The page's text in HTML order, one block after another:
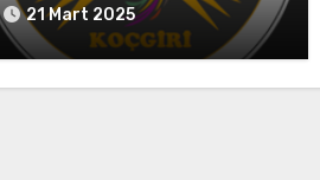
AÇIKLAMASI
21 Mart 2025